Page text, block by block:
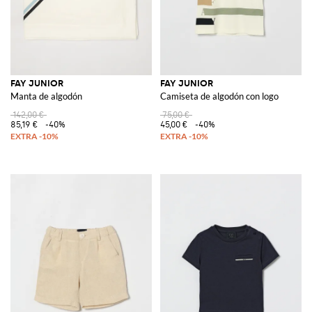
FAY JUNIOR
Manta de algodón
142,00 €
85,19 €
-40%
FAY JUNIOR
Camiseta de algodón con logo
75,00 €
45,00 €
-40%